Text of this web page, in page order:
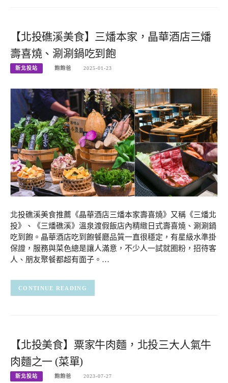
【北投礁溪美食】三燔本家，晶華酒店三燔
壽喜燒、涮涮鍋吃到飽
新北投站 飽飽爸 2025-01-23
北投礁溪美食推薦《晶華酒店三燔本家壽喜燒》又稱《三燔北
投》、《三燔礁溪》溫泉渡假飯店內精緻日式壽喜燒、涮涮鍋
吃到飽。晶華酒店吃到飽餐廳品質一直很穩定，有星級水準掛
保證，服務與菜色總是讓人滿意，不少人一試就圈粉，招待客
人、朋友聚餐都超有面子。…
CONTINUE READING
【北投美食】粟家牛肉麵，北投三大人氣牛
肉麵之一 (菜單)
新北投站 飽飽爸 2023-07-27